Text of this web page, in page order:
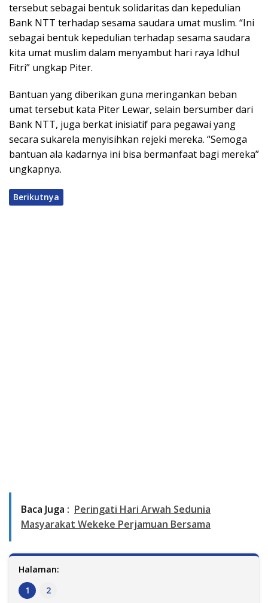
tersebut sebagai bentuk solidaritas dan kepedulian
Bank NTT terhadap sesama saudara umat muslim. “Ini
sebagai bentuk kepedulian terhadap sesama saudara
kita umat muslim dalam menyambut hari raya Idhul
Fitri” ungkap Piter.
Bantuan yang diberikan guna meringankan beban
umat tersebut kata Piter Lewar, selain bersumber dari
Bank NTT, juga berkat inisiatif para pegawai yang
secara sukarela menyisihkan rejeki mereka. “Semoga
bantuan ala kadarnya ini bisa bermanfaat bagi mereka”
ungkapnya.
Berikutnya
Baca Juga : Peringati Hari Arwah Sedunia
Masyarakat Wekeke Perjamuan Bersama
Halaman:
1
2